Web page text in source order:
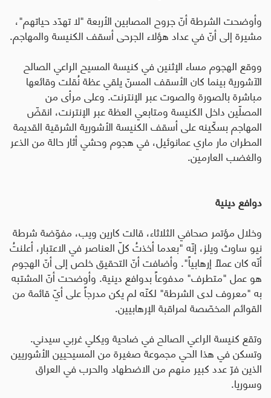
وأوضحت الشرطة أنّ جروح المصابين الأربعة "لا تهدّد حياتهم"،
مشيرة إلى أنّ في عداد هؤلاء الجرحى أسقف الكنيسة والمهاجم.
ووقع الهجوم مساء الإثنين في كنيسة المسيح الراعي الصالح
الآشورية بينما كان الأسقف المسنّ يلقي عظة نُقلت وقائعها
مباشرة بالصورة والصوت عبر الإنترنت.وعلى مرأى من
المصلّين داخل الكنيسة ومتابعي العظة عبر الإنترنت، انقضّ
المهاجم بسكّينه على أسقف الكنيسة الأشورية الشرقية القديمة
المطران مار ماري عمانوئيل، في هجوم وحشي أثار حالة من الذعر
والغضب العارمين.
دوافع دينية
وخلال مؤتمر صحافي الثلاثاء، قالت كارين ويب، مفوّضة شرطة
نيو ساوث ويلز، إنّه "بعدما أخذتُ كلّ العناصر في الاعتبار، أعلنتُ
أنّه كان عملاً إرهابياً". وأضافت أنّ التحقيق خلص إلى أنّ الهجوم
هو عمل "متطرف" مدفوعاً بدوافع دينية. وأوضحت أنّ المشتبه
به "معروف لدى الشرطة" لكنّه لم يكن مدرجاً على أيّ قائمة من
القوائم المخصّصة لمراقبة الإرهابيين.
وتقع كنيسة الراعي الصالح في ضاحية ويكلي غربي سيدني.
وتسكن في هذا الحي مجموعة صغيرة من المسيحيين الأشوريين
الذين فرّ عدد كبير منهم من الاضطهاد والحرب في العراق
وسوريا.